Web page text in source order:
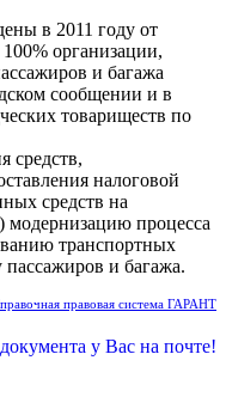
в 2011 году от
организации,
и багажа
сообщении и в
товариществ по
средств,
налоговой
средств на
модернизацию процесса
транспортных
и багажа.
правовая система ГАРАНТ